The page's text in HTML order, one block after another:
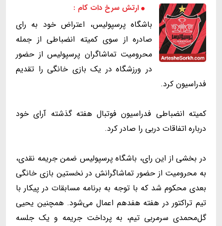
ارتش سرخ دات کام :
باشگاه پرسپولیس، اعتراض خود به رای
صادره از سوی کمیته انضباطی از جمله
محرومیت تماشاگران پرسپولیس از حضور
در ورزشگاه در یک بازی خانگی را تقدیم
فدراسیون کرد.
کمیته انضباطی فدراسیون فوتبال هفته گذشته آرای خود
درباره اتفاقات دربی را صادر کرد.
در بخشی از این رای، باشگاه پرسپولیس ضمن جریمه نقدی،
به محرومیت از حضور تماشاگرانش در نخستین بازی خانگی
بعدی محکوم شد که با توجه به برنامه مسابقات در پیکار با
تیم تراکتور در هفته هفدهم اعمال می‌شود. همچنین یحیی
گل‌محمدی سرمربی تیم، به پرداخت جریمه و یک جلسه